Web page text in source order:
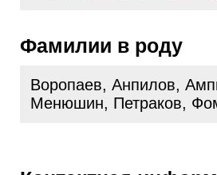
Фамилии в роду
Воропаев, Анпилов,
Менюшин, Петраков,